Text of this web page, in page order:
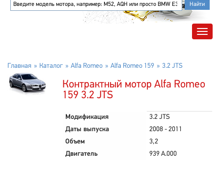
Главная Каталог Alfa Romeo Alfa Romeo 159 3.2 JTS
Контрактный мотор Alfa Romeo
159 3.2 JTS
Модификация
3.2 JTS
Даты выпуска
2008 - 2011
Объем
3,2
Двигатель
939 A.000